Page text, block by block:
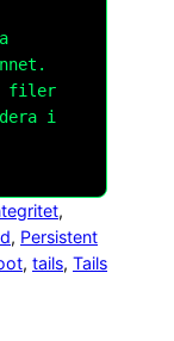
filer
i
, Persistent
, tails, Tails